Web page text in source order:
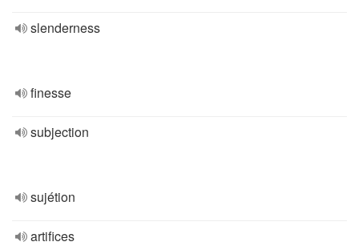
slenderness
finesse
subjection
sujétion
artifices